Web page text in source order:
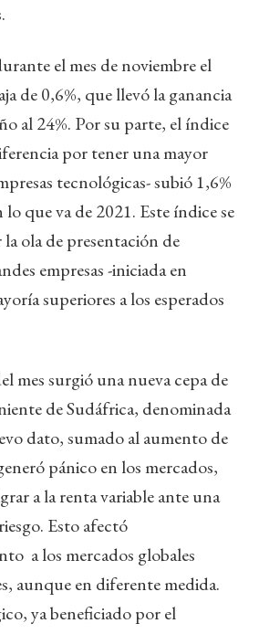
el mes de noviembre el
de 0,6%, que llevó la ganancia
al 24%. Por su parte, el índice
por tener una mayor
tecnológicas- subió 1,6%
lo que va de 2021. Este índice se
ola de presentación de
empresas -iniciada en
superiores a los esperados
mes surgió una nueva cepa de
de Sudáfrica, denominada
dato, sumado al aumento de
pánico en los mercados,
a la renta variable ante una
Esto afectó
a los mercados globales
aunque en diferente medida.
ya beneficiado por el